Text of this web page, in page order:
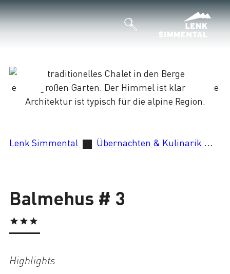
Lade
Lenk Simmental Übernachten & Kulinarik
Balmehus # 3
Highlights